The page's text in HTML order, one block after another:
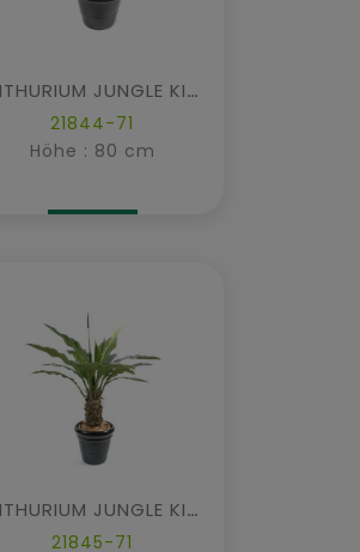
ANTHURIUM JUNGLE KING
21844-71
Höhe : 80 cm
ANTHURIUM JUNGLE KING
21845-71